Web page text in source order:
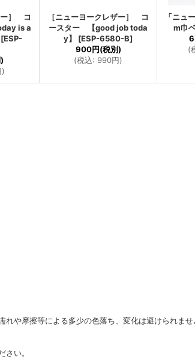
ー］ コ
is a
[ESP-
)
［ニューヨークレザー］ コ
ースター 【good job toda
y】
[ESP-6580-B]
900円(税別)
(税込: 990円)
「ニュ
m巾
(
や摩擦等による多少の色落ち、変化は避けられませ
い。